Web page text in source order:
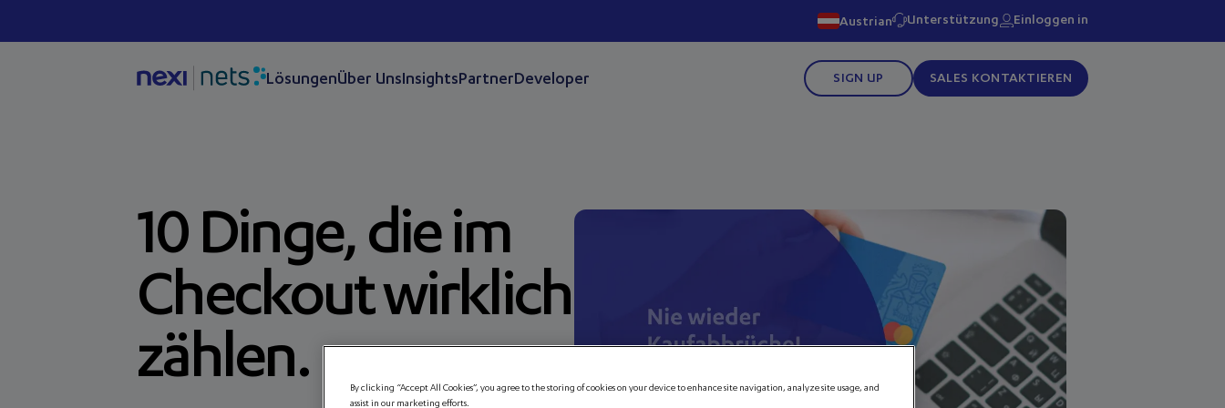
Austrian Unterstützung Einloggen in
LösungenÜber UnsInsightsPartnerDeveloper SIGN UP SALES KONTAKTIEREN
10 Dinge, die im
Checkout wirklich
zählen.
By clicking “Accept All Cookies”, you agree to the storing of cookies on your device to enhance site navigation, analyze site usage, and
assist in our marketing efforts.